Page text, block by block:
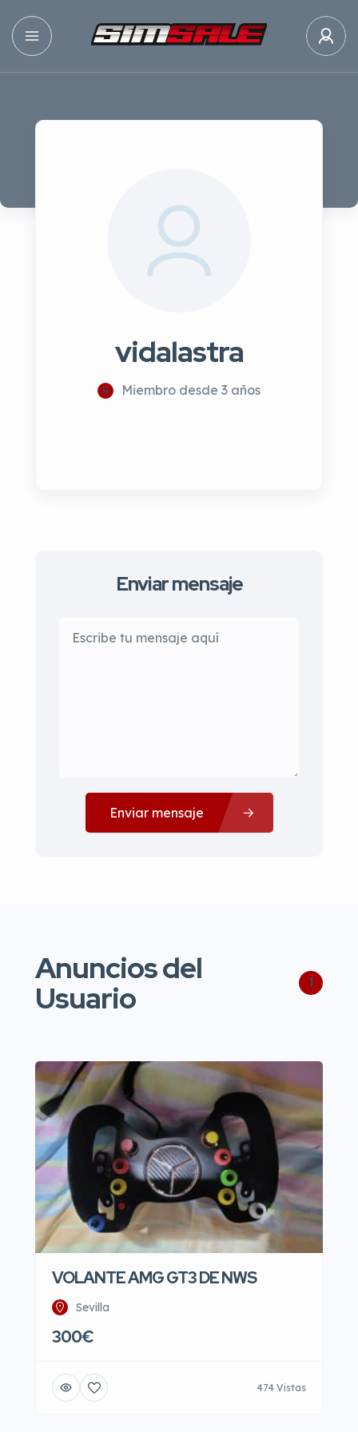
vidalastra
Miembro desde 3 años
Enviar mensaje
Enviar mensaje
Anuncios del
Usuario 1
VOLANTE AMG GT3 DE NWS
Sevilla
300€
474 Vistas